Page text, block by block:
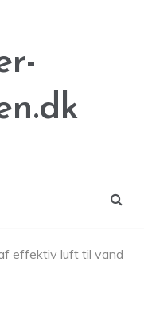
effektiv luft til vand